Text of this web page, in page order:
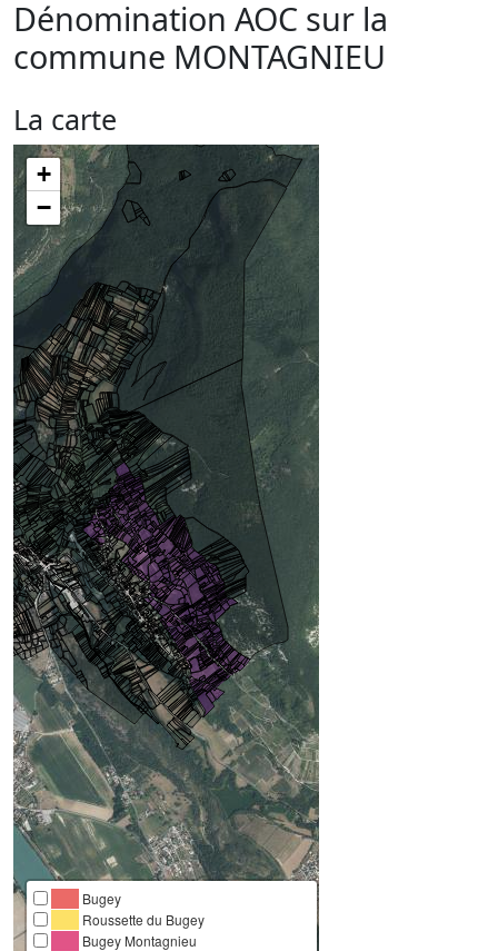
Dénomination AOC sur la
commune MONTAGNIEU
La carte
+
−
Bugey
Roussette du Bugey
Bugey Montagnieu